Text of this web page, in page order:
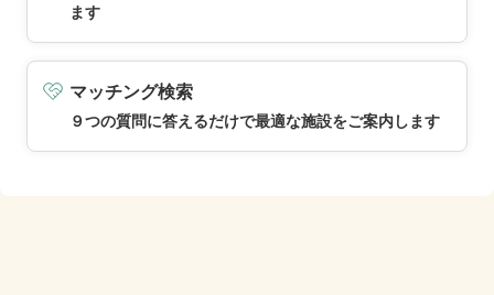
ます
マッチング検索
９つの質問に答えるだけで最適な施設をご案内します